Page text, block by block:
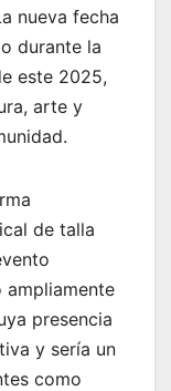
nueva fecha
durante la
este 2025,
arte y
de talla
ampliamente
presencia
y sería un
como